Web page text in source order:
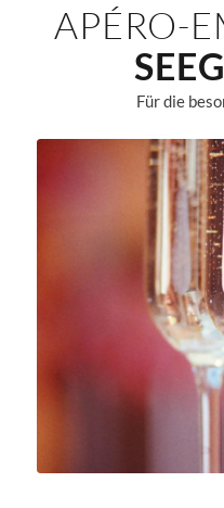
APÉRO-
Für die